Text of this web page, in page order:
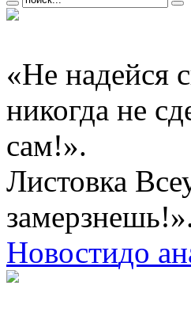
«Не надейся
никогда не
сам!».
Листовка
Новостидо